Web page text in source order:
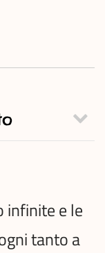
infinite e le
tanto a